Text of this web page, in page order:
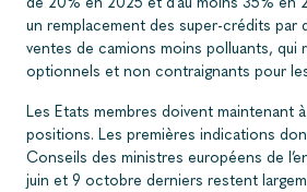
un remplacement des super-crédits par
ventes de camions moins polluants,
optionnels et non contraignants pour
Les Etats membres doivent maintenant
positions. Les premières indications
Conseils des ministres européens de
juin et 9 octobre derniers restent